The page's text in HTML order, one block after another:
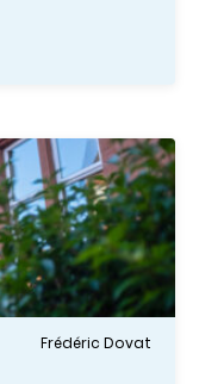
Frédéric Dovat